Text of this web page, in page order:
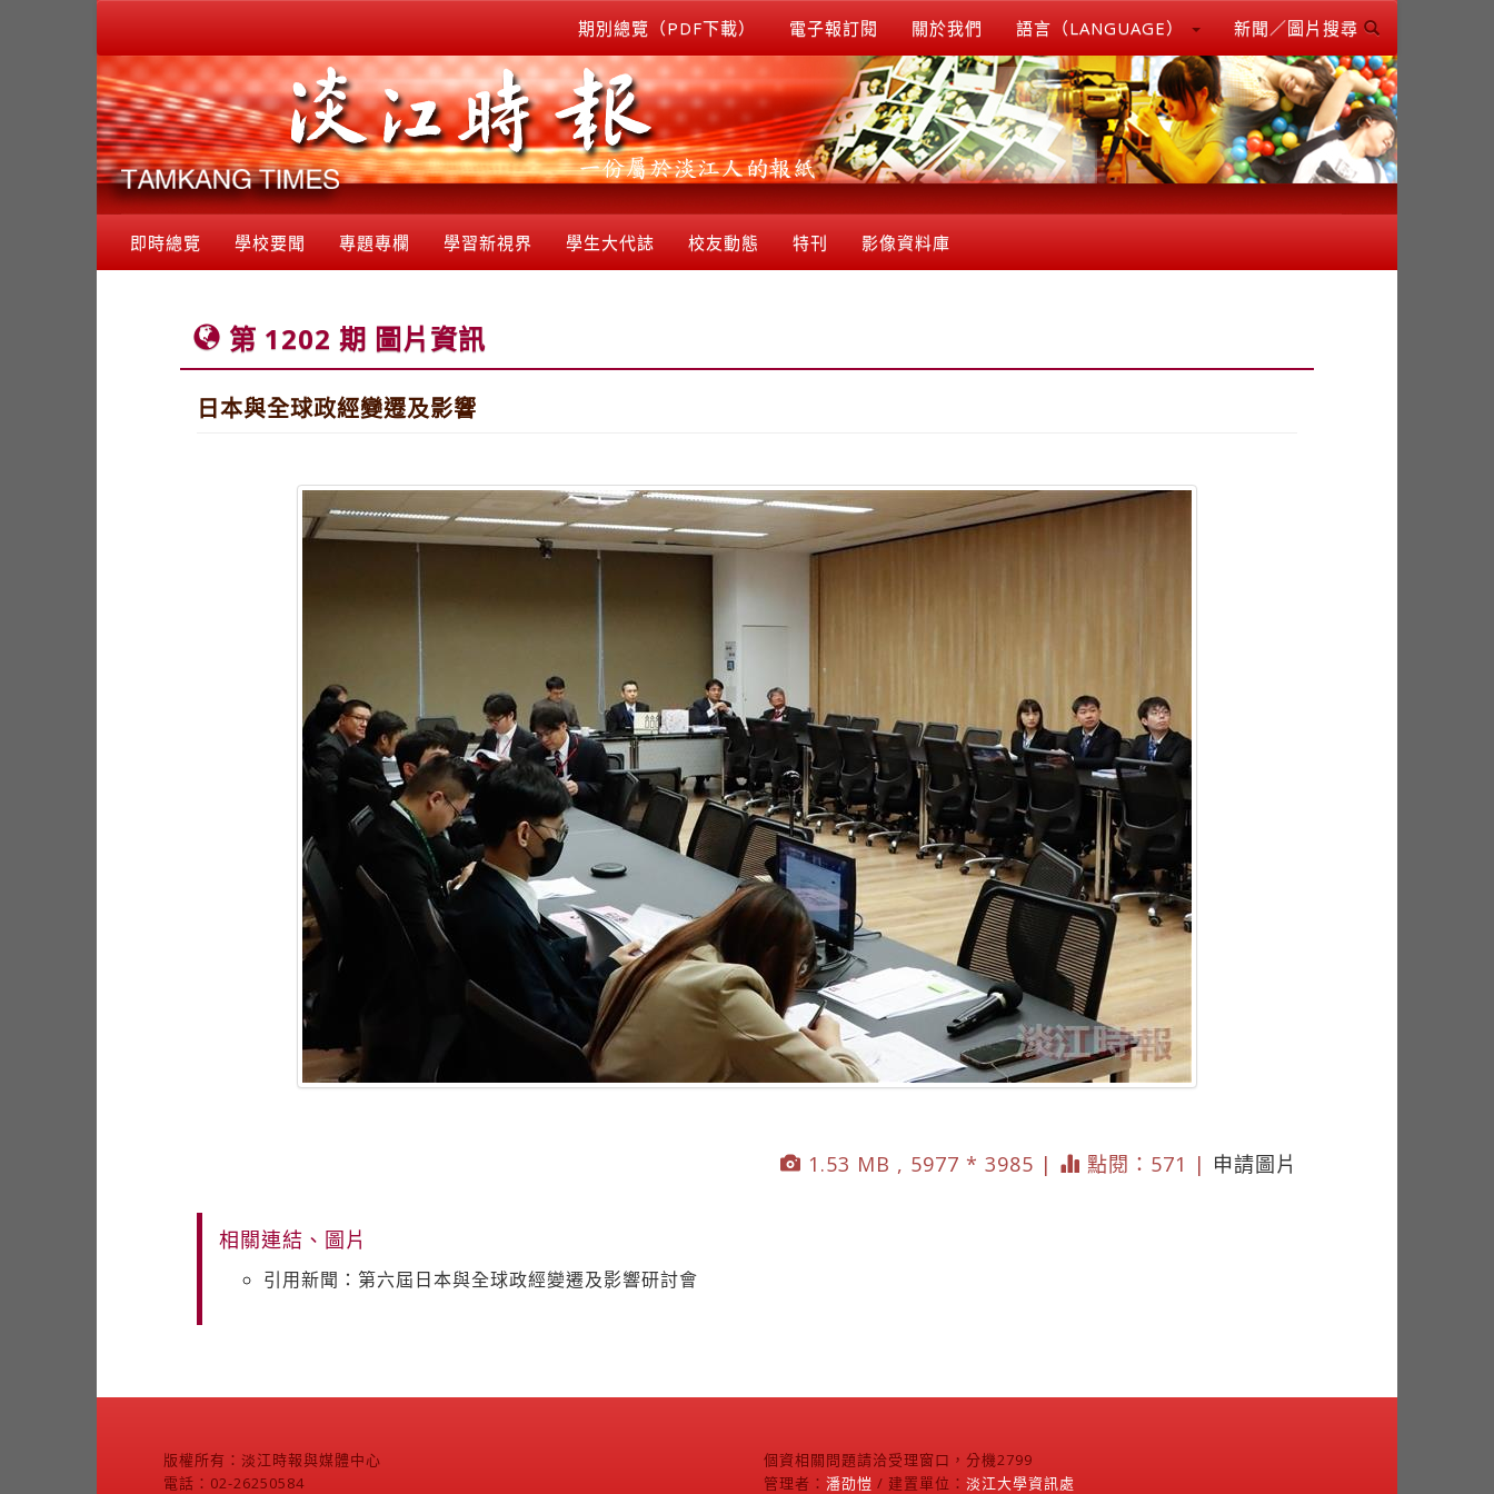
期別總覽（PDF下載） 電子報訂閱 關於我們 語言（LANGUAGE） 新聞／圖片搜尋
即時總覽 學校要聞 專題專欄 學習新視界 學生大代誌 校友動態 特刊 影像資料庫
第 1202 期 圖片資訊
日本與全球政經變遷及影響
1.53 MB , 5977 * 3985 | 點閱：571 | 申請圖片
相關連結、圖片
引用新聞：第六屆日本與全球政經變遷及影響研討會
版權所有：淡江時報與媒體中心
電話：02-26250584
個資相關問題請洽受理窗口，分機2799
管理者： 潘劭愷 / 建置單位： 淡江大學資訊處